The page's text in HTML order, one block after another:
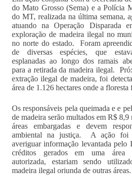
do Mato Grosso (Sema) e a Polícia
do MT, realizada na última semana,
atuando na Operação Disparada
exploração de madeira ilegal no
no norte do estado. Foram
de diversas espécies, que
esplanadas ao longo dos ramais
para a retirada da madeira ilegal.
extração ilegal de madeira, foi
área de 1.126 hectares onde a floresta
Os responsáveis pela queimada e e
de madeira serão multados em R$ 8,9
áreas embargadas e devem
ambiental na justiça. A ação foi
averiguar informação levantada pelo
créditos gerados em uma área
autorizada, estariam sendo
madeira ilegal oriunda de outras áreas.